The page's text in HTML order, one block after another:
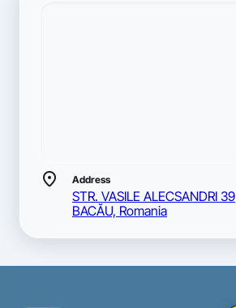
location_on Address
STR. VASILE ALECSANDRI 39
BACĂU, Romania